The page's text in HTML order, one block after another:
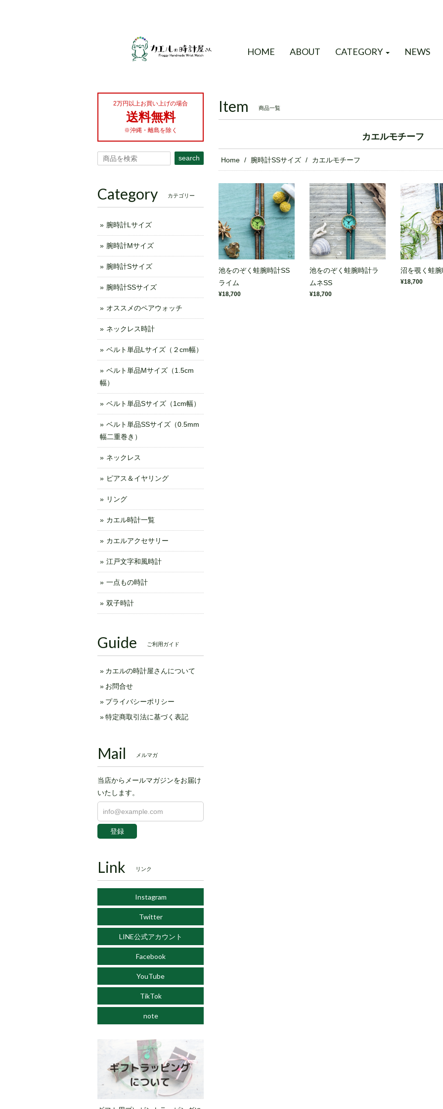
HOME ABOUT CATEGORY NEWS
Item 商品一覧
カエルモチーフ
Home 腕時計SSサイズ カエルモチーフ
池をのぞく蛙腕時計SS
ライム
¥18,700
池をのぞく蛙腕時計ラ
ムネSS
¥18,700
沼を覗く蛙
¥18,700
2万円以上お買い上げの場合
送料無料
※沖縄・離島を除く
search
Category カテゴリー
腕時計Lサイズ
腕時計Mサイズ
腕時計Sサイズ
腕時計SSサイズ
オススメのペアウォッチ
ネックレス時計
ベルト単品Lサイズ（２cm幅）
ベルト単品Mサイズ（1.5cm
幅）
ベルト単品Sサイズ（1cm幅）
ベルト単品SSサイズ（0.5mm
幅二重巻き）
ネックレス
ピアス＆イヤリング
リング
カエル時計一覧
カエルアクセサリー
江戸文字和風時計
一点もの時計
双子時計
Guide ご利用ガイド
カエルの時計屋さんについて
お問合せ
プライバシーポリシー
特定商取引法に基づく表記
Mail メルマガ
当店からメールマガジンをお届け
いたします。
登録
Link リンク
Instagram
Twitter
LINE公式アカウント
Facebook
YouTube
TikTok
note